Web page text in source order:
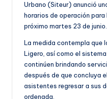
Urbano (Siteur) anunció
horarios de operación
próximo martes 23 de junio.
La medida contempla que
Ligero, así como el
continúen brindando
después de que concluya
asistentes regresar a sus
ordenada.